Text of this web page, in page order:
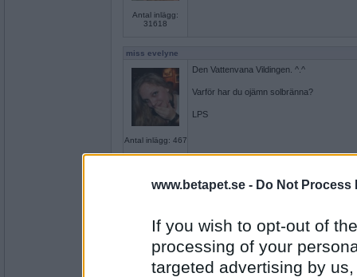
www.betapet.se - Do Not Process
If you wish to opt-out of
processing of your
targeted advertising by
Antal inlägg:
31618
miss evelyne
Antal inlägg: 467
Den Vattenvana Vildingen. ^.^
Varför har du ojämn solbränna?
LPS
Antal inlägg: 273
Långt picknick Solande
HYE